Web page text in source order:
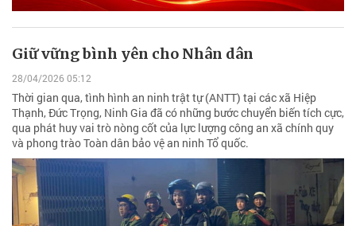
Giữ vững bình yên cho Nhân dân
28/04/2026 05:12
Thời gian qua, tình hình an ninh trật tự (ANTT) tại các xã Hiệp
Thạnh, Đức Trọng, Ninh Gia đã có những bước chuyển biến tích cực,
qua phát huy vai trò nòng cốt của lực lượng công an xã chính quy
và phong trào Toàn dân bảo vệ an ninh Tổ quốc.